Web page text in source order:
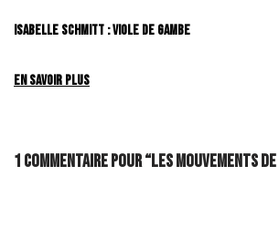
Isabelle SCHMITT : Viole de gambe
En savoir plus
1 commentaire pour “Les Mouvements de